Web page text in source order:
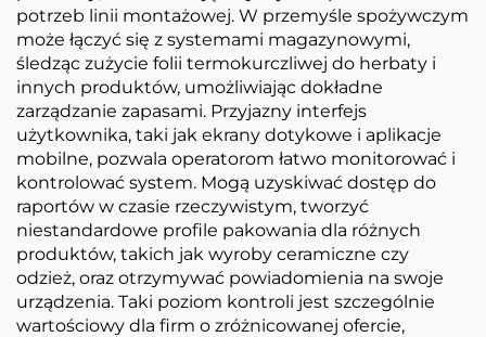
potrzeb linii montażowej. W przemyśle spożywczym
może łączyć się z systemami magazynowymi,
śledząc zużycie folii termokurczliwej do herbaty i
innych produktów, umożliwiając dokładne
zarządzanie zapasami. Przyjazny interfejs
użytkownika, taki jak ekrany dotykowe i aplikacje
mobilne, pozwala operatorom łatwo monitorować i
kontrolować system. Mogą uzyskiwać dostęp do
raportów w czasie rzeczywistym, tworzyć
niestandardowe profile pakowania dla różnych
produktów, takich jak wyroby ceramiczne czy
odzież, oraz otrzymywać powiadomienia na swoje
urządzenia. Taki poziom kontroli jest szczególnie
wartościowy dla firm o zróżnicowanej ofercie,